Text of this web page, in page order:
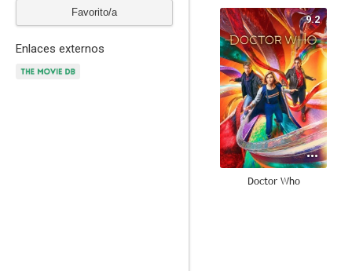
Favorito/a
Enlaces externos
9.2
Doctor Who